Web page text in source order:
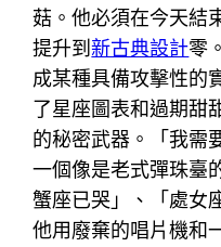
菇。他必須在今天結
提升到新古典設計零
成某種具備攻擊性的
了星座圖表和過期甜
的秘密武器。「我需
一個像是老式彈珠臺
蟹座已哭」、「處女
他用廢棄的唱片機和